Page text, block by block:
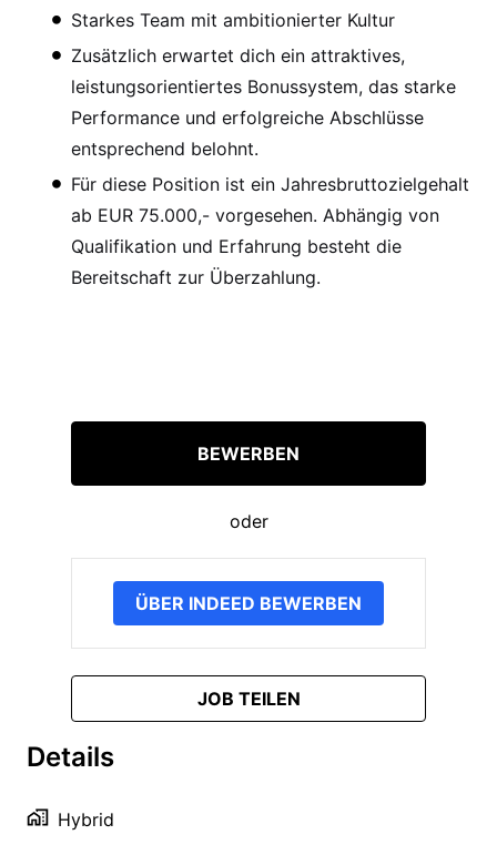
Starkes Team mit ambitionierter Kultur
Zusätzlich erwartet dich ein attraktives,
leistungsorientiertes Bonussystem, das starke
Performance und erfolgreiche Abschlüsse
entsprechend belohnt.
Für diese Position ist ein Jahresbruttozielgehalt
ab EUR 75.000,- vorgesehen. Abhängig von
Qualifikation und Erfahrung besteht die
Bereitschaft zur Überzahlung.
BEWERBEN
oder
ÜBER INDEED BEWERBEN
JOB TEILEN
Details
Hybrid